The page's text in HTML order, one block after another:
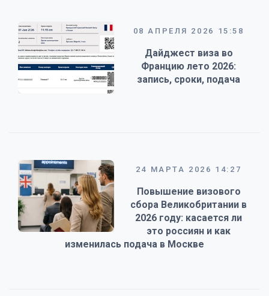
08 АПРЕЛЯ 2026 15:58
Дайджест виза во
Францию лето 2026:
запись, сроки, подача
24 МАРТА 2026 14:27
Повышение визового
сбора Великобритании в
2026 году: касается ли
это россиян и как
изменилась подача в Москве